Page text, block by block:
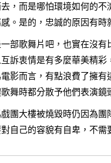
，而是哪怕環境如何的
。是的，忠誠的原因有時
部歌舞片吧，也實在沒有
訴衷情是有多麼華美精
影而言，有點浪費了擁
舞時都分散予他們表演鏡
團大樓被燒毀時仍因為
自己的容貌有自卑，不需